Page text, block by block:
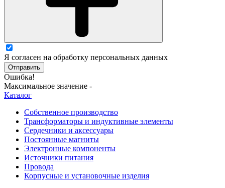
Я согласен на обработку персональных данных
Отправить
Ошибка!
Максимальное значение -
Каталог
Собственное производство
Трансформаторы и индуктивные элементы
Сердечники и аксессуары
Постоянные магниты
Электронные компоненты
Источники питания
Провода
Корпусные и установочные изделия